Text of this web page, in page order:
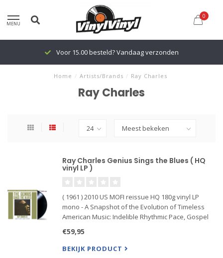
MENU
0
Voor 15.00 besteld? Vandaag verzonden
Home / Artists/Brands / Ray Charles
Ray Charles
Ray Charles Genius Sings the Blues ( HQ
vinyl LP )
( 1961 ) 2010 US MOFI reissue HQ 180g vinyl LP
mono - A Snapshot of the Evolution of Timeless
American Music: Indelible Rhythmic Pace, Gospel
Accents
€59,95
BEKIJK PRODUCT